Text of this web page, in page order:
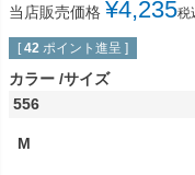
当店販売価格 ¥4,235税
[ 42 ポイント進呈 ]
カラー サイズ
556
M